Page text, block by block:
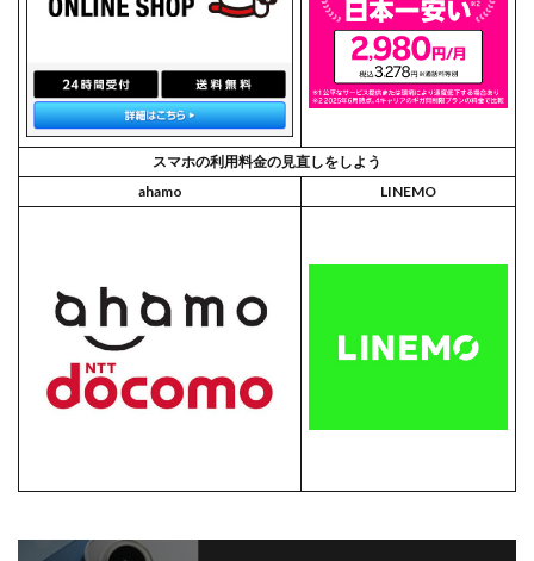
スマホの利用料金の見直しをしよう
ahamo
LINEMO